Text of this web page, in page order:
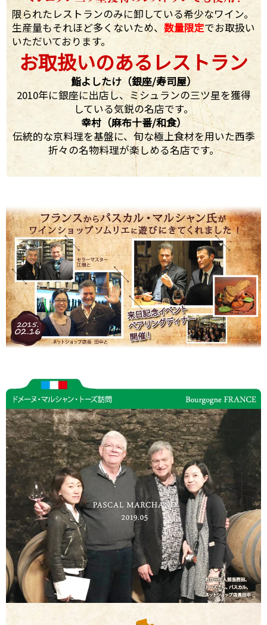
限られたレストランのみに卸している希少なワイン。
生産量もそれほど多くないため、 数量限定でお取扱い
いただいております。
お取扱いのあるレストラン
鮨よしたけ（銀座/寿司屋）
2010年に銀座に出店し、ミシュランの三ツ星を獲得
している気鋭の名店です。
幸村（麻布十番/和食）
伝統的な京料理を基盤に、旬な極上食材を用いた西季
折々の名物料理が楽しめる名店です。